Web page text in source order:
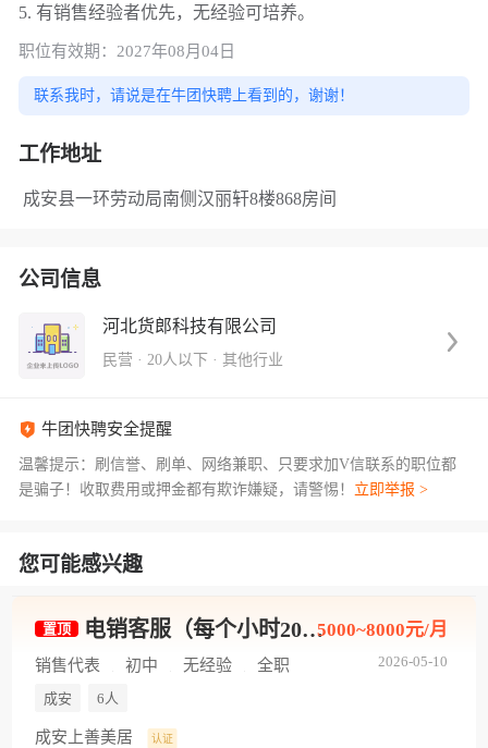
5. 有销售经验者优先，无经验可培养。
职位有效期：2027年08月04日
联系我时，请说是在牛团快聘上看到的，谢谢！
工作地址
成安县一环劳动局南侧汉丽轩8楼868房间
公司信息
河北货郎科技有限公司
民营 · 20人以下 · 其他行业
牛团快聘安全提醒
温馨提示：刷信誉、刷单、网络兼职、只要求加V信联系的职位都
是骗子！收取费用或押金都有欺诈嫌疑，请警惕！ 立即举报 >
您可能感兴趣
置顶 电销客服（每个小时20+周结+时间自由）
2026-05-10
5000~8000元/月
销售代表 初中 无经验 全职
成安 6人
成安上善美居 认证